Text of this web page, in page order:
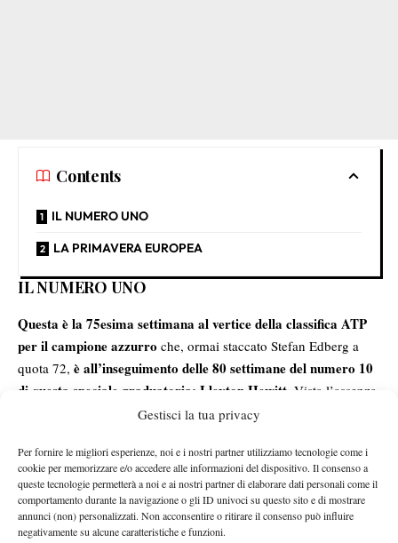
Gestisci la tua privacy
Per fornire le migliori esperienze, noi e i nostri partner utilizziamo tecnologie come i
cookie per memorizzare e/o accedere alle informazioni del dispositivo. Il consenso a
queste tecnologie permetterà a noi e ai nostri partner di elaborare dati personali come il
comportamento durante la navigazione o gli ID univoci su questo sito e di mostrare
annunci (non) personalizzati. Non acconsentire o ritirare il consenso può influire
negativamente su alcune caratteristiche e funzioni.
Contents
IL NUMERO UNO
LA PRIMAVERA EUROPEA
IL NUMERO UNO
Questa è la 75esima settimana al vertice della classifica ATP
per il campione azzurro che, ormai staccato Stefan Edberg a
quota 72, è all’inseguimento delle 80 settimane del numero 10
di questa speciale graduatoria: Lleyton Hewitt . Vista l’assenza
di Carlos Alcaraz da Wimbledon 2026,Jannik è già sicuro di
LA PRIMAVERA EUROPEA
La stagione sulla terra rossa europea , nonostante venga vista
come la più indigesta,è storicamente un periodo di grandi
raccolti per Sinner: tra l’aprile e il maggio 2019 ottiene la prima